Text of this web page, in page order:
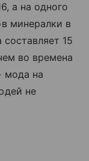
а на одного
минералки в
15
во времена
мода на
не